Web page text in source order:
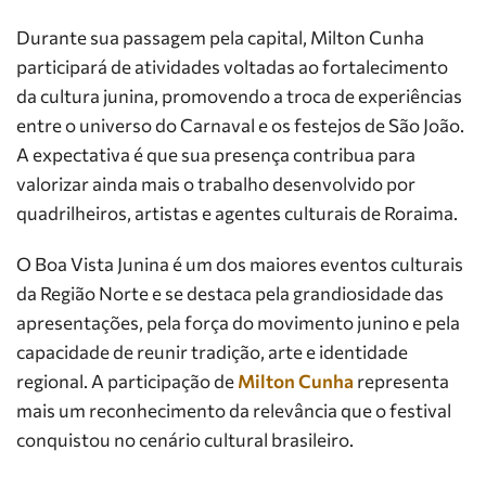
Durante sua passagem pela capital, Milton Cunha
participará de atividades voltadas ao fortalecimento
da cultura junina, promovendo a troca de experiências
entre o universo do Carnaval e os festejos de São João.
A expectativa é que sua presença contribua para
valorizar ainda mais o trabalho desenvolvido por
quadrilheiros, artistas e agentes culturais de Roraima.
O Boa Vista Junina é um dos maiores eventos culturais
da Região Norte e se destaca pela grandiosidade das
apresentações, pela força do movimento junino e pela
capacidade de reunir tradição, arte e identidade
regional. A participação deMilton Cunha representa
mais um reconhecimento da relevância que o festival
conquistou no cenário cultural brasileiro.